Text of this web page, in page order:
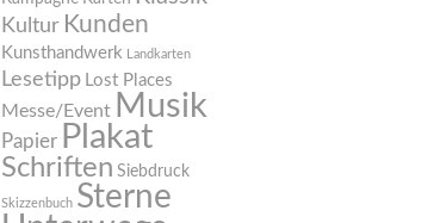
Kultur Kunden
Kunsthandwerk Landkarten
Lesetipp Lost Places
Messe/Event Musik
Papier Plakat
Schriften Siebdruck
Skizzenbuch Sterne